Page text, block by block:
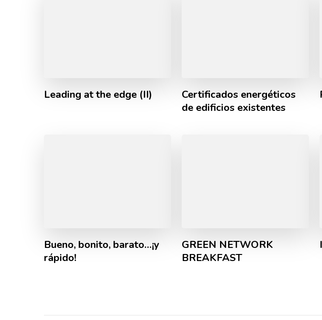
Leading at the edge (II)
Certificados energéticos
de edificios existentes
Bueno, bonito, barato…¡y
rápido!
GREEN NETWORK
BREAKFAST